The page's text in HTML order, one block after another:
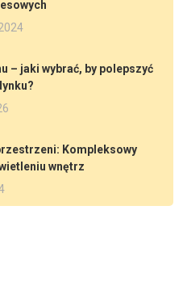
– jaki wybrać, by polepszyć
Kompleksowy
wnętrz